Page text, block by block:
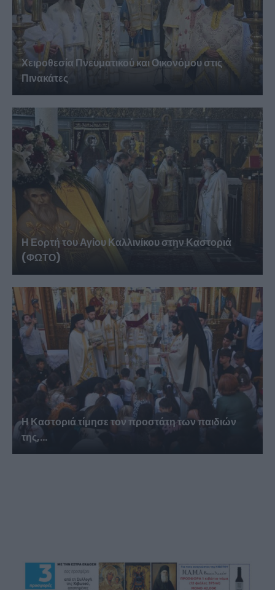
Χειροθεσία Πνευματικού και Οικονόμου στις
Πινακάτες
Η Εορτή του Αγίου Καλλινίκου στην Καστοριά
(ΦΩΤΟ)
Η Καστοριά τίμησε τον προστάτη των παιδιών
της,...